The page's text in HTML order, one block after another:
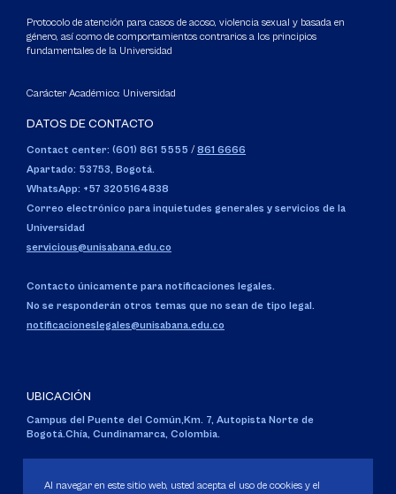
Protocolo de atención para casos de acoso, violencia sexual y basada en
género, así como de comportamientos contrarios a los principios
fundamentales de la Universidad
Carácter Académico: Universidad
DATOS DE CONTACTO
Contact center: (601) 861 5555 / 861 6666
Apartado: 53753, Bogotá.
WhatsApp: +57 3205164838
Correo electrónico para inquietudes generales y servicios de la
Universidad
servicious@unisabana.edu.co
Contacto únicamente para notificaciones legales.
No se responderán otros temas que no sean de tipo legal.
notificacioneslegales@unisabana.edu.co
UBICACIÓN
Campus del Puente del Común,Km. 7, Autopista Norte de
Bogotá.Chía, Cundinamarca, Colombia.
Personería Jurídica:Resolución 130 del 14 de enero de 1980.
Al navegar en este sitio web, usted acepta el uso de cookies y el